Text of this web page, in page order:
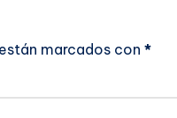
marcados con *